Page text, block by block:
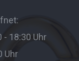
- 18:30 Uhr
Uhr